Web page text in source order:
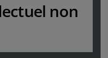
non